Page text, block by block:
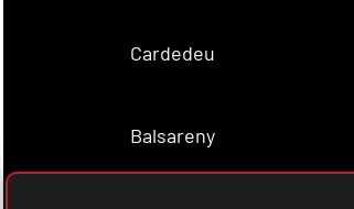
Cardedeu
Balsareny